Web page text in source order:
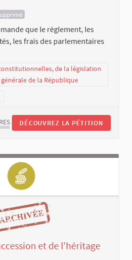
que le règlement, les
les frais des parlementaires
de la législation
de la République
DÉCOUVREZ LA PÉTITION
et de l'héritage